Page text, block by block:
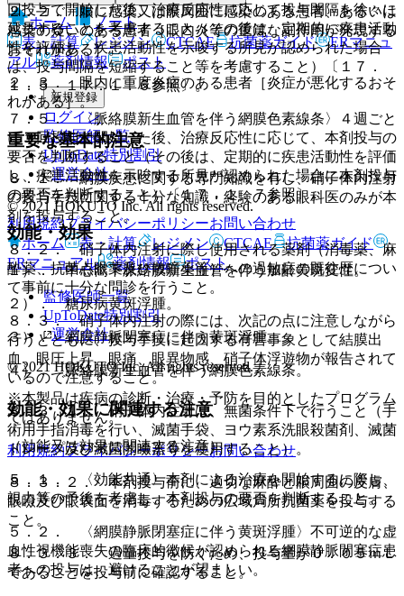
２．２． 眼に感染又は眼周囲に感染のある患者、あるいは
感染の疑いのある患者［眼内炎等の重篤な副作用が発現する
おそれがある］。
２．３． 眼内に重度炎症のある患者［炎症が悪化するおそ
れがある］。
重要な基本的注意
８．１． 網膜疾患に関する専門知識を有し、硝子体内注射
の投与手技に関する十分な知識・経験のある眼科医のみが本
剤を投与すること。
８．２． 硝子体内注射に際し使用される薬剤（消毒薬、麻
酔薬、抗菌点眼薬及び散瞳薬等）への過敏症の既往歴につい
て事前に十分な問診を行うこと。
８．３． 硝子体内注射の際には、次記の点に注意しながら
行うとともに、投与手技に起因する有害事象として結膜出
血、眼圧上昇、眼痛、眼異物感、硝子体浮遊物が報告されて
いるので注意すること。
８．３．１． 硝子体内注射は、無菌条件下で行うこと（手
術用手指消毒を行い、滅菌手袋、ヨウ素系洗眼殺菌剤、滅菌
ドレープ及び滅菌開瞼器等を使用すること）。
８．３．２． 本剤投与前に、適切な麻酔と眼周囲の皮膚、
眼瞼及び眼表面を消毒するための広域局所抗菌薬を投与する
こと。
８．３．３． 過量投与を防ぐため、投与量が０．０５ｍＬ
であることを投与前に確認すること。
回投与で開始した後、治療反応性に応じて投与間隔を徐々に
延長することを考慮すること（その後は、定期的に疾患活動
性を評価し、疾患活動性を示唆する所見が認められた場合
は、投与間隔を短縮すること等を考慮すること）〔１７．
１．５、１７．１．６参照〕。
７．５． 〈脈絡膜新生血管を伴う網膜色素線条〉４週ごと
に１回投与で開始した後、治療反応性に応じて、本剤投与の
要否を判断すること（その後は、定期的に疾患活動性を評価
し、疾患活動性を示唆する所見が認められた場合に本剤投与
の要否を判断すること）〔１７．１．７参照〕。
効能・効果
１）． 中心窩下脈絡膜新生血管を伴う加齢黄斑変性。
２）． 糖尿病黄斑浮腫。
３）． 網膜静脈閉塞症に伴う黄斑浮腫。
４）． 脈絡膜新生血管を伴う網膜色素線条。
効能・効果に関連する注意
（効能又は効果に関連する注意）
５．１． 〈効能共通〉本剤による治療を開始するに際し、
視力等の予後を考慮し、本剤投与の要否を判断すること。
５．２． 〈網膜静脈閉塞症に伴う黄斑浮腫〉不可逆的な虚
血性視機能喪失の臨床的徴候が認められる網膜静脈閉塞症患
者への投与は、避けることが望ましい。
ホーム
ノート
表・計算
レジメン CTCAE 抗菌薬ガイド
ERマニュ
アル
薬剤情報 ポスト
新規登録
ログイン
監修医師一覧
UpToDate特別割引
運営会社
© 2021 HOKUTO Inc. All rights reserved.
利用規約プライバシーポリシーお問い合わせ
ホーム
表・計算 レジメン CTCAE
抗菌薬ガイド
ERマニュアル
薬剤情報 ポスト
監修医師一覧
UpToDate特別割引
運営会社
© 2021 HOKUTO Inc. All rights reserved.
※本製品は疾病の診断・治療・予防を目的としたプログラム
ではありません。
利用規約プライバシーポリシーお問い合わせ